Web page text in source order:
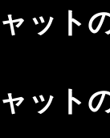
ット
ット